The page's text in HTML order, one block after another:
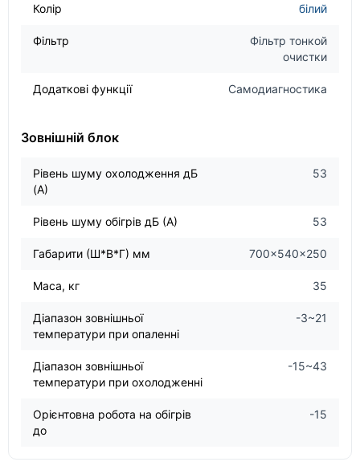
Колір білий
Фільтр
Фільтр тонкой
очистки
Додаткові функції Самодиагностика
Зовнішній блок
Рівень шуму охолодження дБ
(А)
53
Рівень шуму обігрів дБ (А) 53
Габарити (Ш*В*Г) мм 700×540×250
Маса, кг 35
Діапазон зовнішньої
температури при опаленні
-3~21
Діапазон зовнішньої
температури при охолодженні
-15~43
Орієнтовна робота на обігрів
до
-15